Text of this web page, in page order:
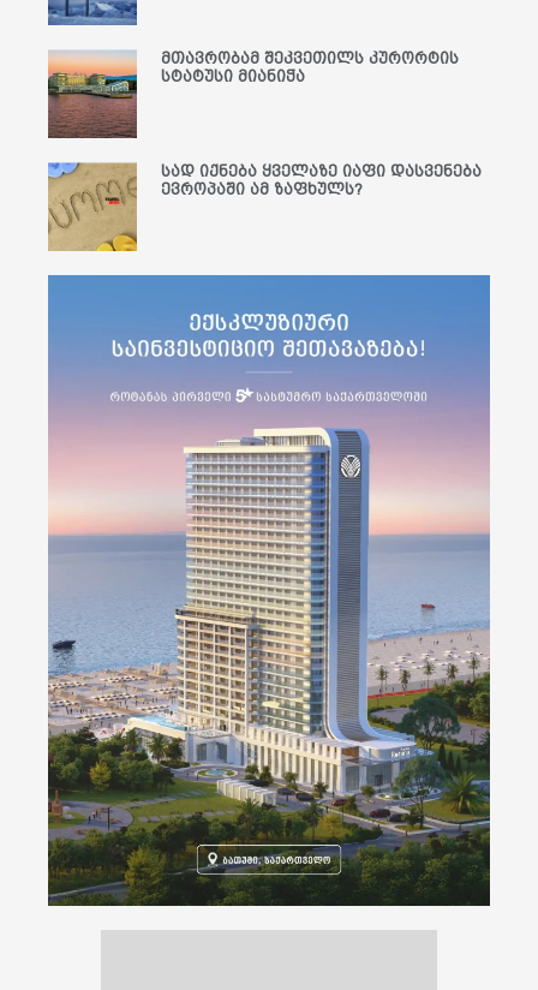
მთავრობამ შეკვეთილს კურორტის
სტატუსი მიანიჭა
სად იქნება ყველაზე იაფი დასვენება
ევროპაში ამ ზაფხულს?